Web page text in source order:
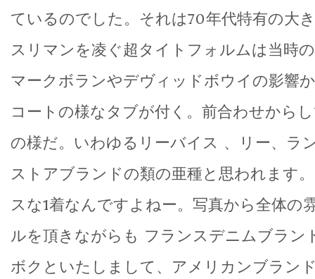
ているのでした。それは70年代特有の大
スリマンを凌ぐ超タイトフォルムは当時
マークボランやデヴィッドボウイの影響
コートの様なタブが付く。前合わせから
の様だ。いわゆるリーバイス 、リー、ラ
ストアブランドの類の亜種と思われます
スな1着なんですよねー。写真から全体の
ルを頂きながらも フランスデニムブラン
ボクといたしまして、アメリカンブラン